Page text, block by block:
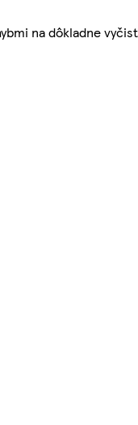
na dôkladne